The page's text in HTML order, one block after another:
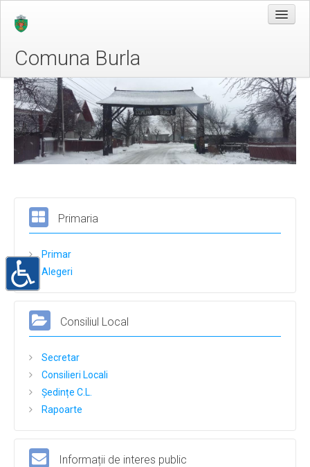
Comuna Burla
Acasa
Despre Noi
Legislatie
Conducere
Programe si strategii
Rapoarte si studii
Informații de interes public
Solicitare informații
Buletinul informativ
Buget
Bilanțuri contabile
Achiziții publice
Declarații de avere și interese
Formulare tip
Taxe si Impozite
Primaria
Primar
Alegeri
Consiliul Local
Secretar
Consilieri Locali
Ședințe C.L.
Rapoarte
Informații de interes public